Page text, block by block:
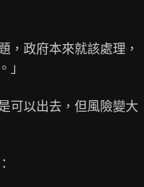
，政府本來就該處理，
」
可以出去，但風險變大